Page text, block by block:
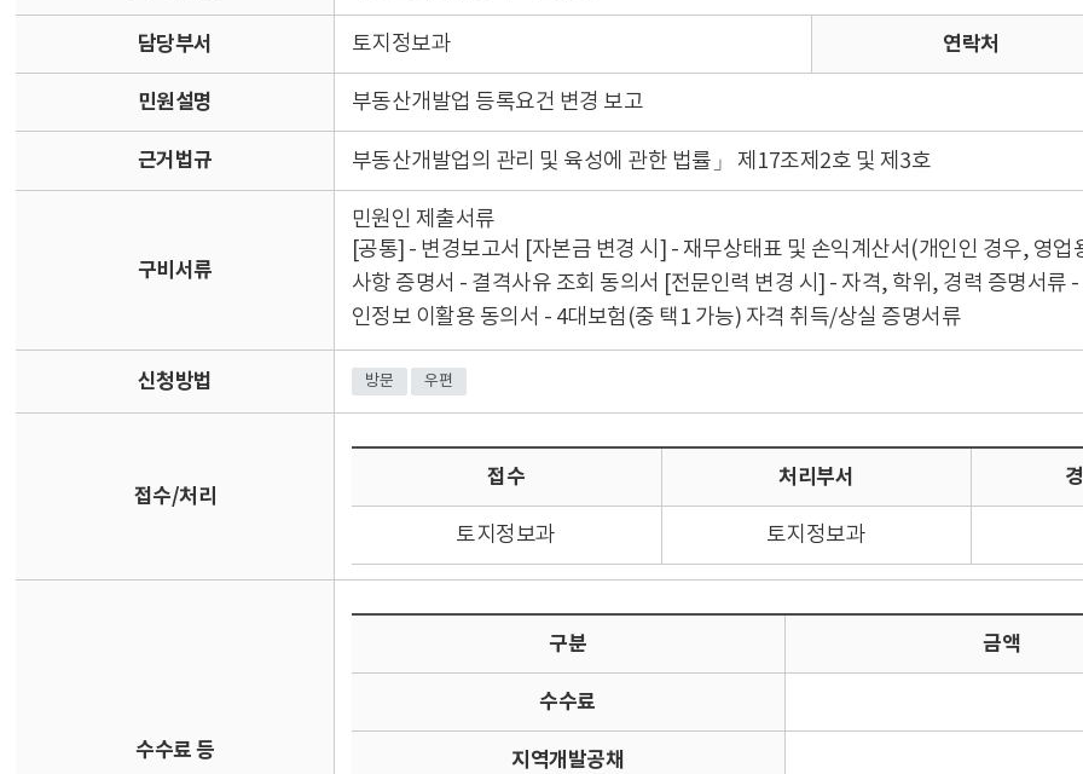
담당부서 토지정보과 연락처
민원설명 부동산개발업 등록요건 변경 보고
근거법규 부동산개발업의 관리 및 육성에 관한 법률」 제17조제2호 및 제3호
구비서류
민원인 제출서류
[공통] - 변경보고서 [자본금 변경 시] - 재무상태표 및 손익계산서(개인인 경우, 영
사항 증명서 - 결격사유 조회 동의서 [전문인력 변경 시] - 자격, 학위, 경력 증명서류
인정보 이활용 동의서 - 4대보험(중 택1 가능) 자격 취득/상실 증명서류
신청방법 방문 우편
접수/처리
접수 처리부서
토지정보과 토지정보과
수수료 등
구분 금액
수수료
지역개발공채